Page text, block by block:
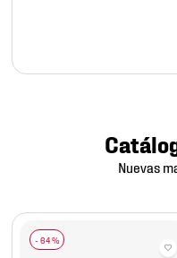
Nuevas
- 64 %